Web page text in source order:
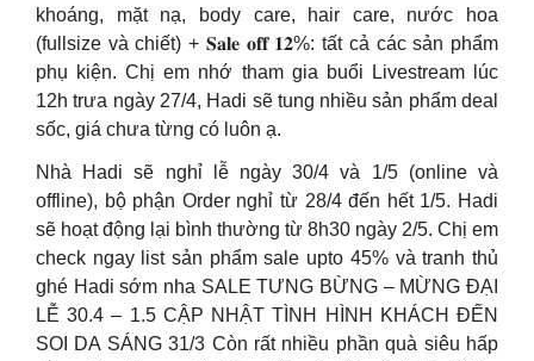
khoáng, mặt nạ, body care, hair care, nước hoa
(fullsize và chiết) + 𝐒𝐚𝐥𝐞 𝐨𝐟𝐟 𝟏𝟐%: tất cả các sản phẩm
phụ kiện. Chị em nhớ tham gia buổi Livestream lúc
12h trưa ngày 27/4, Hadi sẽ tung nhiều sản phẩm deal
sốc, giá chưa từng có luôn ạ.
Nhà Hadi sẽ nghỉ lễ ngày 30/4 và 1/5 (online và
offline), bộ phận Order nghỉ từ 28/4 đến hết 1/5. Hadi
sẽ hoạt động lại bình thường từ 8h30 ngày 2/5. Chị em
check ngay list sản phẩm sale upto 45% và tranh thủ
ghé Hadi sớm nha SALE TƯNG BỪNG – MỪNG ĐẠI
LỄ 30.4 – 1.5 CẬP NHẬT TÌNH HÌNH KHÁCH ĐẾN
SOI DA SÁNG 31/3 Còn rất nhiều phần quà siêu hấp